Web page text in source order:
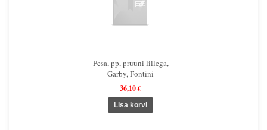
Pesa, pp, pruuni lillega,
Garby, Fontini
36,10 €